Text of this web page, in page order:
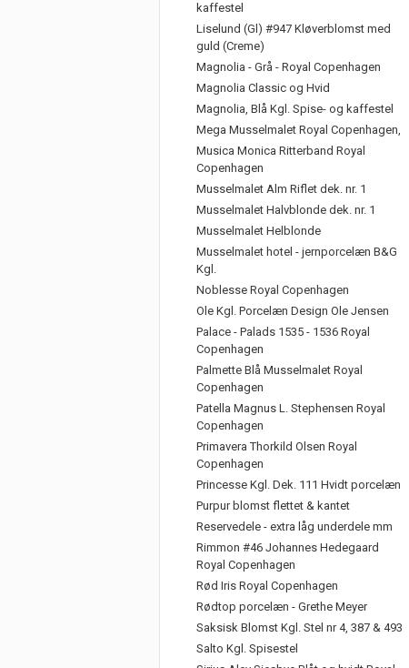
kaffestel
Liselund (Gl) #947 Kløverblomst med
guld (Creme)
Magnolia - Grå - Royal Copenhagen
Magnolia Classic og Hvid
Magnolia, Blå Kgl. Spise- og kaffestel
Mega Musselmalet Royal Copenhagen,
Musica Monica Ritterband Royal
Copenhagen
Musselmalet Alm Riflet dek. nr. 1
Musselmalet Halvblonde dek. nr. 1
Musselmalet Helblonde
Musselmalet hotel - jernporcelæn B&G
Kgl.
Noblesse Royal Copenhagen
Ole Kgl. Porcelæn Design Ole Jensen
Palace - Palads 1535 - 1536 Royal
Copenhagen
Palmette Blå Musselmalet Royal
Copenhagen
Patella Magnus L. Stephensen Royal
Copenhagen
Primavera Thorkild Olsen Royal
Copenhagen
Princesse Kgl. Dek. 111 Hvidt porcelæn
Purpur blomst flettet & kantet
Reservedele - extra låg underdele mm
Rimmon #46 Johannes Hedegaard
Royal Copenhagen
Rød Iris Royal Copenhagen
Rødtop porcelæn - Grethe Meyer
Saksisk Blomst Kgl. Stel nr 4, 387 & 493
Salto Kgl. Spisestel